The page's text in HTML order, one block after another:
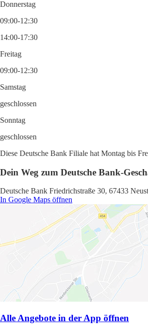
Donnerstag
09:00-12:30
14:00-17:30
Freitag
09:00-12:30
Samstag
geschlossen
Sonntag
geschlossen
Diese Deutsche Bank Filiale hat Montag bis
Dein Weg zum Deutsche Bank-
Deutsche Bank Friedrichstraße 30, 67433
In Google Maps öffnen
Alle Angebote in der App öffnen